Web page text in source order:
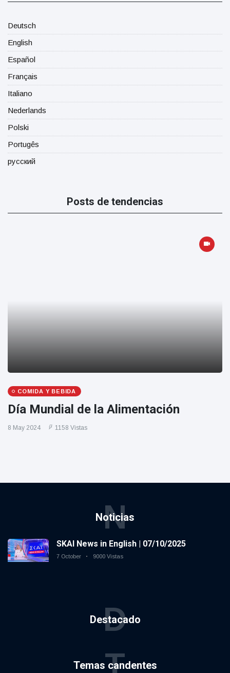
Deutsch
English
Español
Français
Italiano
Nederlands
Polski
Portugês
русский
Posts de tendencias
COMIDA Y BEBIDA
Día Mundial de la Alimentación
8 May 2024 1158 Vistas
Noticias
N
SKAI News in English | 07/10/2025
7 October 9000 Vistas
Destacado
D
Temas candentes
T